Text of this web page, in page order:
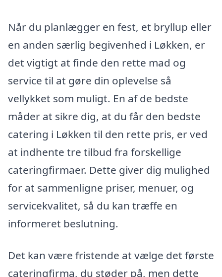
Når du planlægger en fest, et bryllup eller
en anden særlig begivenhed i Løkken, er
det vigtigt at finde den rette mad og
service til at gøre din oplevelse så
vellykket som muligt. En af de bedste
måder at sikre dig, at du får den bedste
catering i Løkken til den rette pris, er ved
at indhente tre tilbud fra forskellige
cateringfirmaer. Dette giver dig mulighed
for at sammenligne priser, menuer, og
servicekvalitet, så du kan træffe en
informeret beslutning.
Det kan være fristende at vælge det første
cateringfirma, du støder på, men dette